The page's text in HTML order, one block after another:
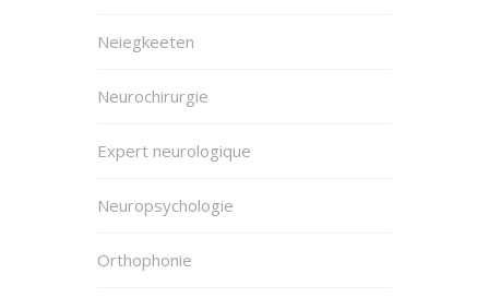
Neiegkeeten
Neurochirurgie
Expert neurologique
Neuropsychologie
Orthophonie